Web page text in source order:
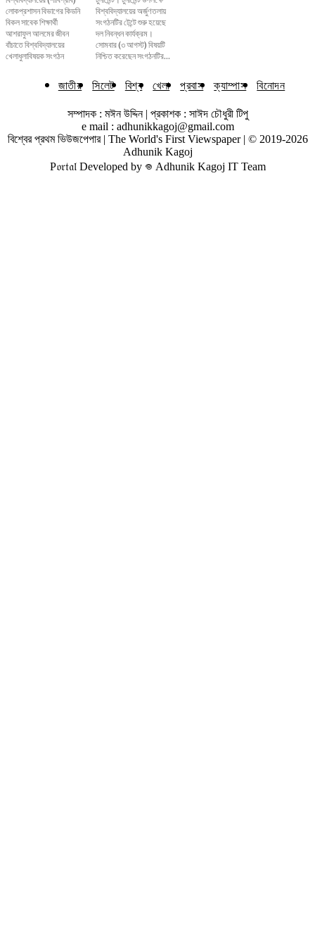
লোকপ্রশাসন বিভাগের কিডনি
বিকল সাবেক শিক্ষার্থী
আশরাফুল আলমের জীবন
বাঁচাতে বিশ্ববিদ্যালয়ের
খেলাধুলাবিষয়ক সংগঠন
বিশ্ববিদ্যালয়ের অর্জুণতলায়
সংগঠনটির টেন্টে শুরু হয়েছে
দল নিবন্ধন কার্যক্রম।
সোমবার (৩ আগস্ট) বিষয়টি
নিশ্চিত করেছেন সংগঠনটির...
জাতীয় সিলেট বিশ্ব খেলা প্রবাস ক্যাম্পাস বিনোদন
সম্পাদক : মঈন উদ্দিন | প্রকাশক : সাঈদ চৌধুরী টিপু
e mail : adhunikkagoj@gmail.com
বিশ্বের প্রথম ভিউজপেপার | The World's First Viewspaper | © 2019-2026
Adhunik Kagoj
P𝔬𝔯𝔱𝔞𝔩 Developed by 𖦹 Adhunik Kagoj IT Team